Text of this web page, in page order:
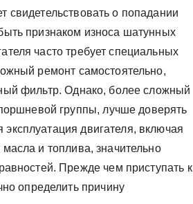
о попадании
признаком износа шатунных
часто требует специальных
ремонт самостоятельно,
фильтр. Однако, более сложный
группы, лучше доверять
двигателя, включая
и топлива, значительно
Прежде чем приступать к
определить причину